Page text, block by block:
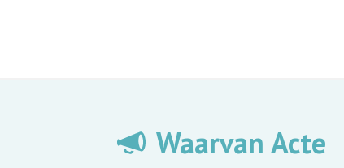
Waarvan Acte